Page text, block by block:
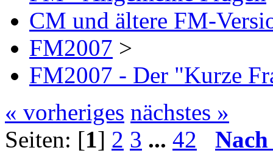
CM und ältere FM-
FM2007 >
FM2007 - Der "Kurze
« vorheriges nächstes »
Seiten: [1] 2 3 ... 42